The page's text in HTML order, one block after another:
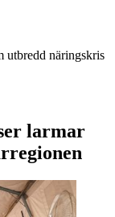
utbredd näringskris
larmar